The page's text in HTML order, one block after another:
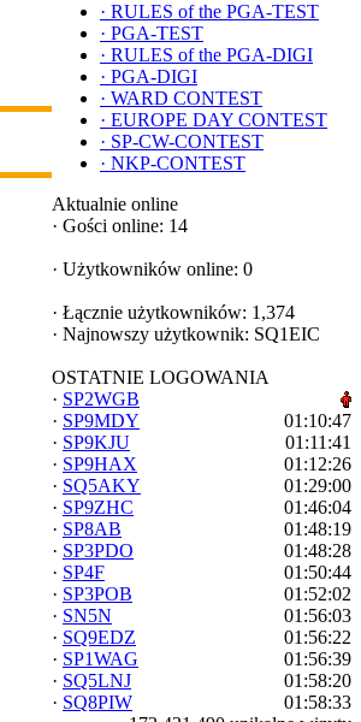
· RULES of the PGA-TEST
· PGA-TEST
· RULES of the PGA-DIGI
· PGA-DIGI
· WARD CONTEST
· EUROPE DAY CONTEST
· SP-CW-CONTEST
· NKP-CONTEST
Aktualnie online
· Gości online: 14
· Użytkowników online: 0
· Łącznie użytkowników: 1,374
· Najnowszy użytkownik: SQ1EIC
OSTATNIE LOGOWANIA
· SP2WGB
· SP9MDY
01:10:47
· SP9KJU
01:11:41
· SP9HAX
01:12:26
· SQ5AKY
01:29:00
· SP9ZHC
01:46:04
· SP8AB
01:48:19
· SP3PDO
01:48:28
· SP4F
01:50:44
· SP3POB
01:52:02
· SN5N
01:56:03
· SQ9EDZ
01:56:22
· SP1WAG
01:56:39
· SQ5LNJ
01:58:20
· SQ8PIW
01:58:33